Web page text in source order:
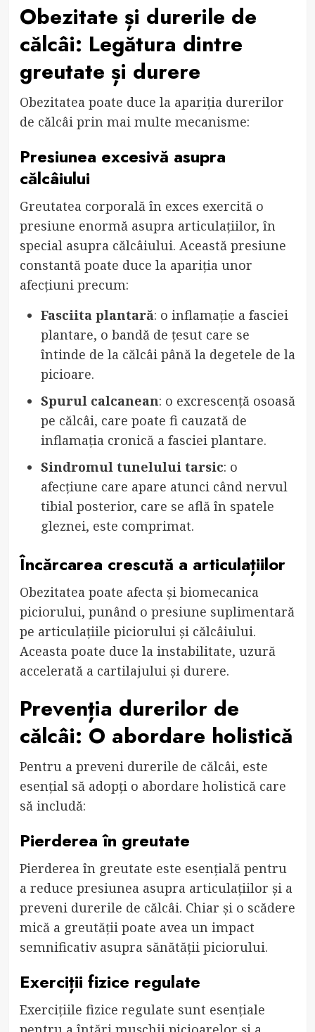
Obezitate și durerile de
călcâi: Legătura dintre
greutate și durere
Obezitatea poate duce la apariția durerilor
de călcâi prin mai multe mecanisme:
Presiunea excesivă asupra
călcâiului
Greutatea corporală în exces exercită o
presiune enormă asupra articulațiilor, în
special asupra călcâiului. Această presiune
constantă poate duce la apariția unor
afecțiuni precum:
Fasciita plantară: o inflamație a fasciei
plantare, o bandă de țesut care se
întinde de la călcâi până la degetele de la
picioare.
Spurul calcanean: o excrescență osoasă
pe călcâi, care poate fi cauzată de
inflamația cronică a fasciei plantare.
Sindromul tunelului tarsic: o
afecțiune care apare atunci când nervul
tibial posterior, care se află în spatele
gleznei, este comprimat.
Încărcarea crescută a articulațiilor
Obezitatea poate afecta și biomecanica
piciorului, punând o presiune suplimentară
pe articulațiile piciorului și călcâiului.
Aceasta poate duce la instabilitate, uzură
accelerată a cartilajului și durere.
Prevenția durerilor de
călcâi: O abordare holistică
Pentru a preveni durerile de călcâi, este
esențial să adopți o abordare holistică care
să includă:
Pierderea în greutate
Pierderea în greutate este esențială pentru
a reduce presiunea asupra articulațiilor și a
preveni durerile de călcâi. Chiar și o scădere
mică a greutății poate avea un impact
semnificativ asupra sănătății piciorului.
Exerciții fizice regulate
Exercițiile fizice regulate sunt esențiale